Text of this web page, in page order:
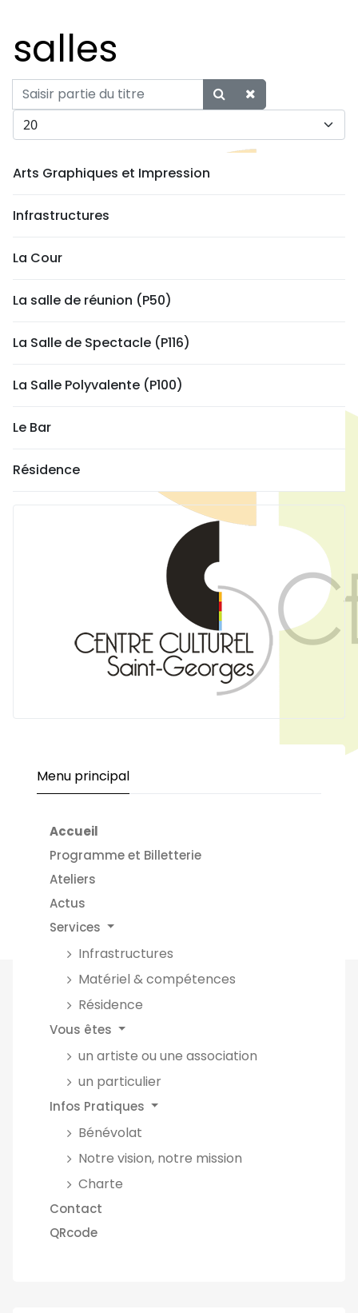
salles
Saisir partie du titre
Afficher #
Arts Graphiques et Impression
Infrastructures
La Cour
La salle de réunion (P50)
La Salle de Spectacle (P116)
La Salle Polyvalente (P100)
Le Bar
Résidence
Menu principal
Accueil
Programme et Billetterie
Ateliers
Actus
Services
Infrastructures
Matériel & compétences
Résidence
Vous êtes
un artiste ou une association
un particulier
Infos Pratiques
Bénévolat
Notre vision, notre mission
Charte
Contact
QRcode